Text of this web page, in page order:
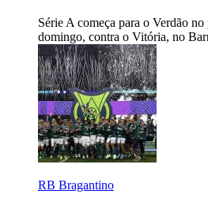
Série A começa para o Verdão
domingo, contra o Vitória, no
RB Bragantino